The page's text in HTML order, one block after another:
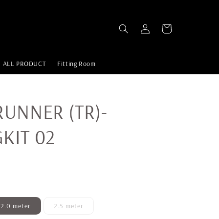
ALL PRODUCT Fitting Room
(TR)-
02
2.0 meter 2.5 meter